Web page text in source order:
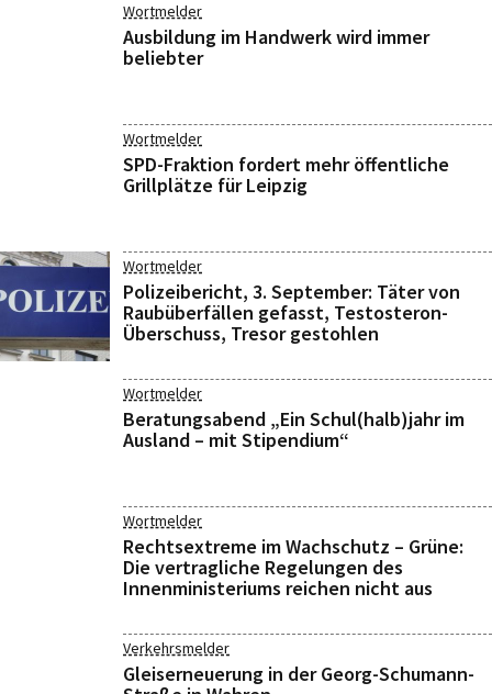
Wortmelder
Ausbildung im Handwerk wird immer
beliebter
Wortmelder
SPD-Fraktion fordert mehr öffentliche
Grillplätze für Leipzig
Wortmelder
Polizeibericht, 3. September: Täter von
Raubüberfällen gefasst, Testosteron-
Überschuss, Tresor gestohlen
Wortmelder
Beratungsabend „Ein Schul(halb)jahr im
Ausland – mit Stipendium“
Wortmelder
Rechtsextreme im Wachschutz – Grüne:
Die vertragliche Regelungen des
Innenministeriums reichen nicht aus
Verkehrsmelder
Gleiserneuerung in der Georg-Schumann-